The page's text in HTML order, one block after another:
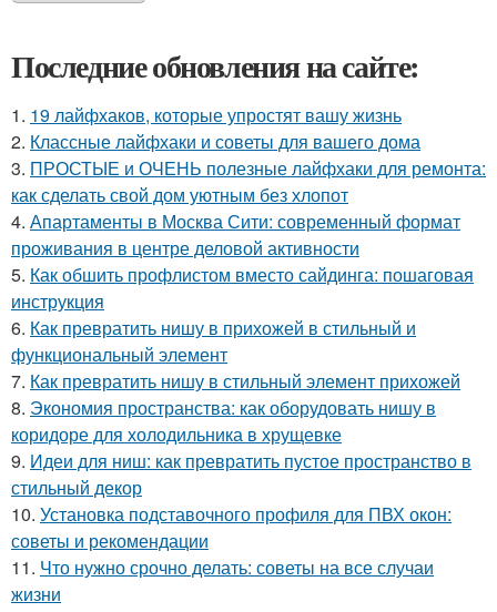
Последние обновления на сайте:
1. 19 лайфхаков, которые упростят вашу жизнь
2. Классные лайфхаки и советы для вашего дома
3. ПРОСТЫЕ и ОЧЕНЬ полезные лайфхаки для ремонта:
как сделать свой дом уютным без хлопот
4. Апартаменты в Москва Сити: современный формат
проживания в центре деловой активности
5. Как обшить профлистом вместо сайдинга: пошаговая
инструкция
6. Как превратить нишу в прихожей в стильный и
функциональный элемент
7. Как превратить нишу в стильный элемент прихожей
8. Экономия пространства: как оборудовать нишу в
коридоре для холодильника в хрущевке
9. Идеи для ниш: как превратить пустое пространство в
стильный декор
10. Установка подставочного профиля для ПВХ окон:
советы и рекомендации
11. Что нужно срочно делать: советы на все случаи
жизни